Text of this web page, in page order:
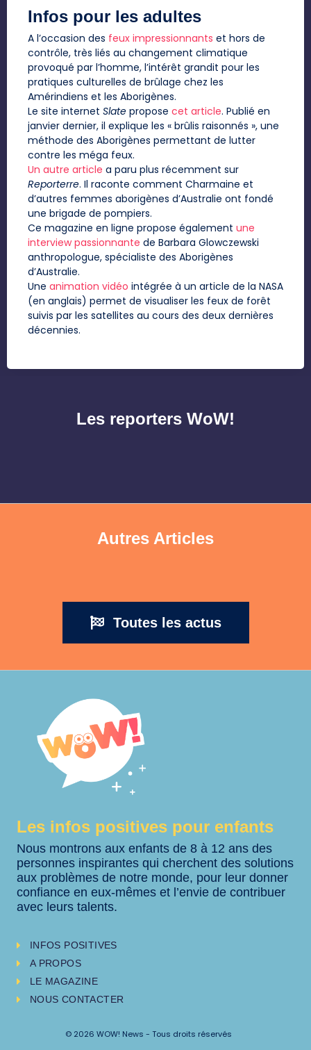
Infos pour les adultes
A l’occasion des feux impressionnants et hors de
contrôle, très liés au changement climatique
provoqué par l’homme, l’intérêt grandit pour les
pratiques culturelles de brûlage chez les
Amérindiens et les Aborigènes.
Le site internet Slate propose cet article. Publié en
janvier dernier, il explique les « brûlis raisonnés », une
méthode des Aborigènes permettant de lutter
contre les méga feux.
Un autre article a paru plus récemment sur
Reporterre. Il raconte comment Charmaine et
d’autres femmes aborigènes d’Australie ont fondé
une brigade de pompiers.
Ce magazine en ligne propose également une
interview passionnante de Barbara Glowczewski
anthropologue, spécialiste des Aborigènes
d’Australie.
Une animation vidéo intégrée à un article de la NASA
(en anglais) permet de visualiser les feux de forêt
suivis par les satellites au cours des deux dernières
décennies.
Les reporters WoW!
Autres Articles
Toutes les actus
Les infos positives pour enfants
Nous montrons aux enfants de 8 à 12 ans des
personnes inspirantes qui cherchent des solutions
aux problèmes de notre monde, pour leur donner
confiance en eux-mêmes et l’envie de contribuer
avec leurs talents.
INFOS POSITIVES
A PROPOS
LE MAGAZINE
NOUS CONTACTER
© 2026 WOW! News - Tous droits réservés